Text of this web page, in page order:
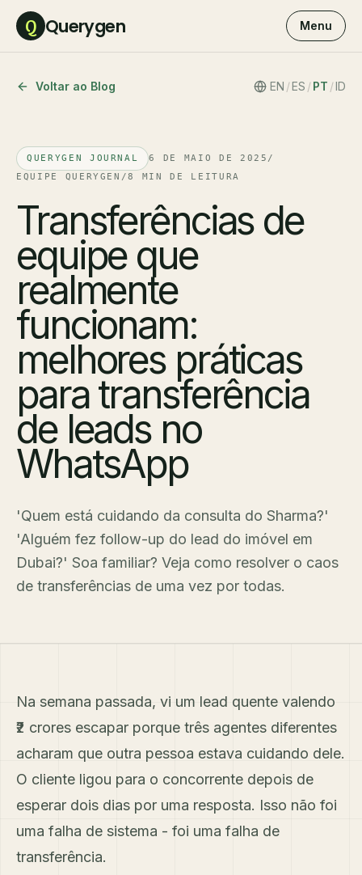
Q Querygen Menu
Voltar ao Blog EN /ES / PT /ID
QUERYGEN JOURNAL 6 DE MAIO DE 2025 /
EQUIPE QUERYGEN /8 MIN DE LEITURA
Transferências de
equipe que
realmente
funcionam:
melhores práticas
para transferência
de leads no
WhatsApp
'Quem está cuidando da consulta do Sharma?'
'Alguém fez follow-up do lead do imóvel em
Dubai?' Soa familiar? Veja como resolver o caos
de transferências de uma vez por todas.
Na semana passada, vi um lead quente valendo
₹2 crores escapar porque três agentes diferentes
acharam que outra pessoa estava cuidando dele.
O cliente ligou para o concorrente depois de
esperar dois dias por uma resposta. Isso não foi
uma falha de sistema - foi uma falha de
transferência.